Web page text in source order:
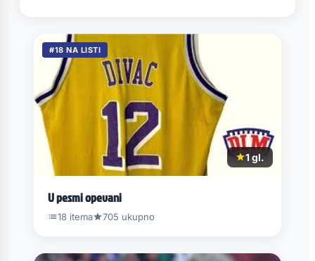
#18 NA LISTI
1 gl.
U pesmi opevani
18 itema 705 ukupno